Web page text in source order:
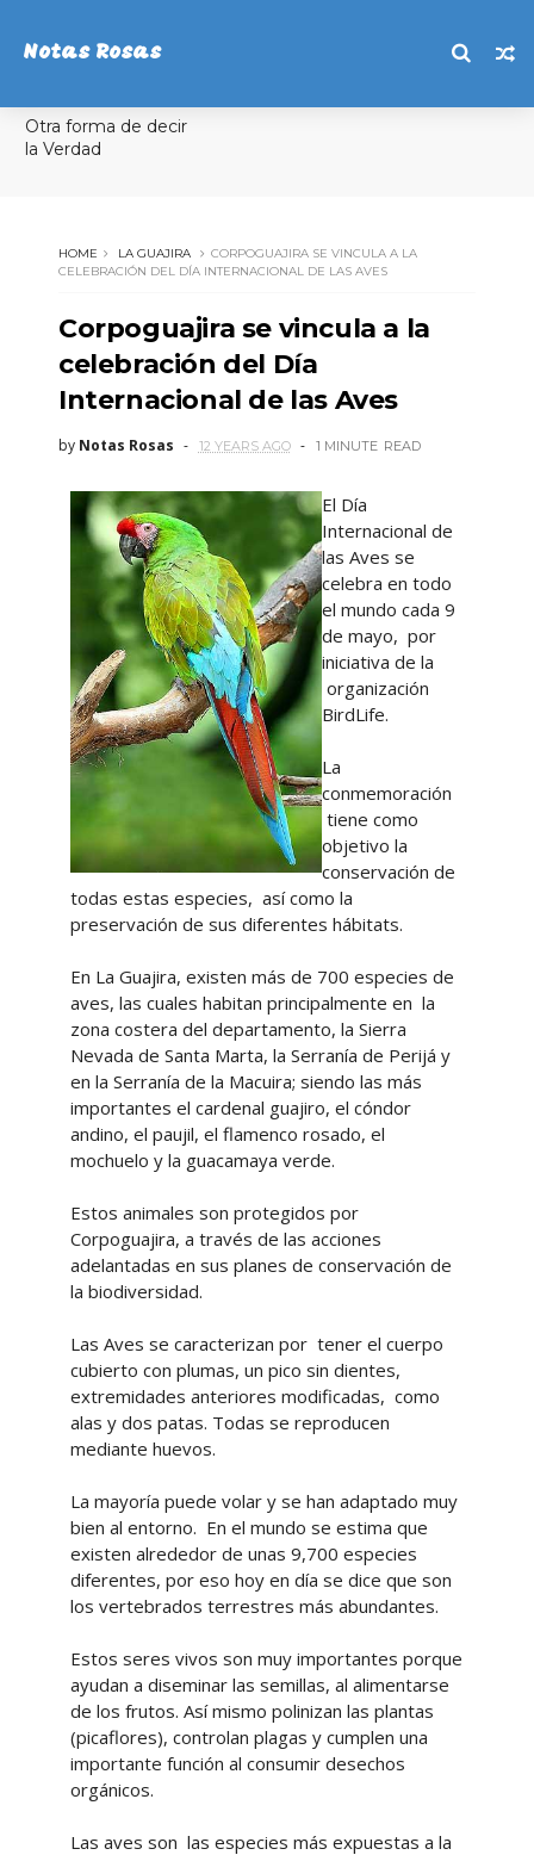
Notas Rosas
Otra forma de decir
la Verdad
HOME LA GUAJIRA
CORPOGUAJIRA SE VINCULA A LA
CELEBRACIÓN DEL DÍA INTERNACIONAL DE LAS AVES
Corpoguajira se vincula a la
celebración del Día
Internacional de las Aves
by Notas Rosas 12 YEARS AGO 1 MINUTE READ
El Día
Internacional de
las Aves se
celebra en todo
el mundo cada 9
de mayo, por
iniciativa de la
organización
BirdLife.
La
conmemoración
tiene como
objetivo la
conservación de
todas estas especies, así como la
preservación de sus diferentes hábitats.
En La Guajira, existen más de 700 especies de
aves, las cuales habitan principalmente en la
zona costera del departamento, la Sierra
Nevada de Santa Marta, la Serranía de Perijá y
en la Serranía de la Macuira; siendo las más
importantes el cardenal guajiro, el cóndor
andino, el paujil, el flamenco rosado, el
mochuelo y la guacamaya verde.
Estos animales son protegidos por
Corpoguajira, a través de las acciones
adelantadas en sus planes de conservación de
la biodiversidad.
Las Aves se caracterizan por tener el cuerpo
cubierto con plumas, un pico sin dientes,
extremidades anteriores modificadas, como
alas y dos patas. Todas se reproducen
mediante huevos.
La mayoría puede volar y se han adaptado muy
bien al entorno. En el mundo se estima que
existen alrededor de unas 9,700 especies
diferentes, por eso hoy en día se dice que son
los vertebrados terrestres más abundantes.
Estos seres vivos son muy importantes porque
ayudan a diseminar las semillas, al alimentarse
de los frutos. Así mismo polinizan las plantas
(picaflores), controlan plagas y cumplen una
importante función al consumir desechos
orgánicos.
Las aves son las especies más expuestas a la